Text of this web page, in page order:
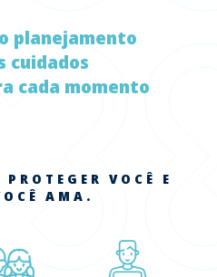
planejamento
cuidados
cada momento
VOCÊ E
AMA.